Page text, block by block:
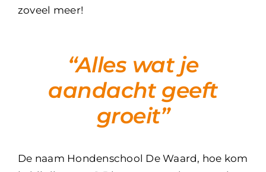
zoveel meer!
“Alles wat je
aandacht geeft
groeit”
De naam Hondenschool De Waard, hoe kom